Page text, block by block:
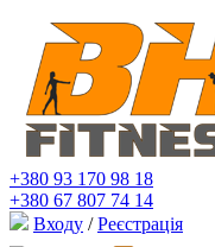
+380 93 170 98 18
+380 67 807 74 14
Входу / Реєстрація